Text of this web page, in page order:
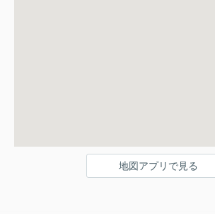
地図アプリで見る